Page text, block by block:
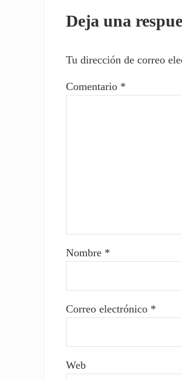
Deja una
Tu dirección de correo
Comentario *
Nombre *
Correo electrónico *
Web